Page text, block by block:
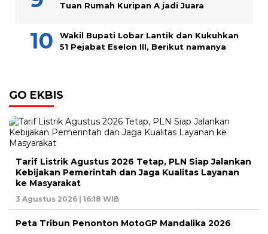
Tuan Rumah Kuripan A jadi Juara
Wakil Bupati Lobar Lantik dan Kukuhkan
51 Pejabat Eselon III, Berikut namanya
GO EKBIS
Tarif Listrik Agustus 2026 Tetap, PLN Siap Jalankan
Kebijakan Pemerintah dan Jaga Kualitas Layanan
ke Masyarakat
3 Agustus 2026 | 16:18 WIB
Peta Tribun Penonton MotoGP Mandalika 2026